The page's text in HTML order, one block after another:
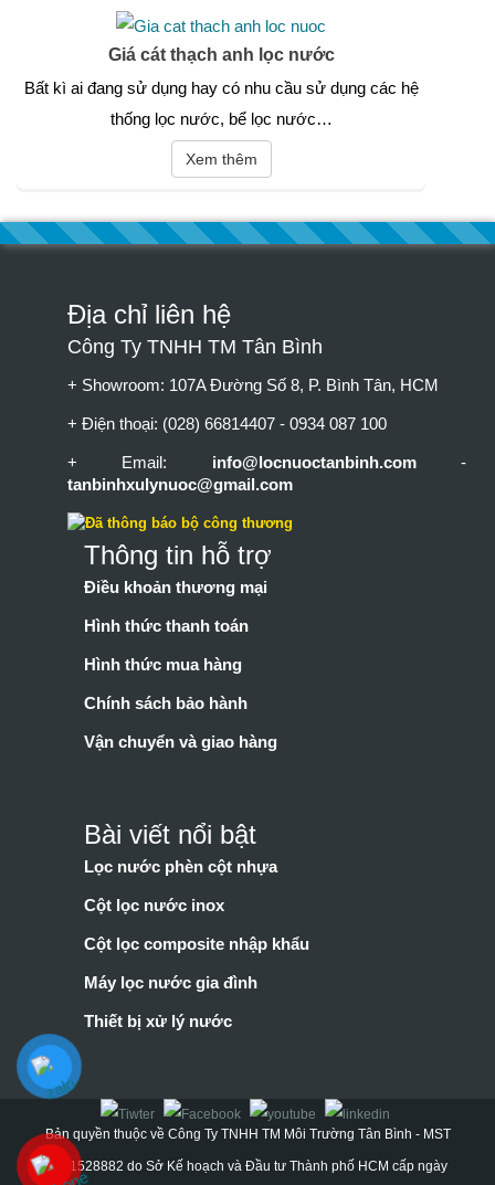
Giá cát thạch anh lọc nước
Bất kì ai đang sử dụng hay có nhu cầu sử dụng các hệ
thống lọc nước, bể lọc nước…
Xem thêm
Địa chỉ liên hệ
Công Ty TNHH TM Tân Bình
+ Showroom: 107A Đường Số 8, P. Bình Tân, HCM
+ Điện thoại: (028) 66814407 - 0934 087 100
+ Email: info@locnuoctanbinh.com -
tanbinhxulynuoc@gmail.com
Thông tin hỗ trợ
Điều khoản thương mại
Hình thức thanh toán
Hình thức mua hàng
Chính sách bảo hành
Vận chuyển và giao hàng
Bài viết nổi bật
Lọc nước phèn cột nhựa
Cột lọc nước inox
Cột lọc composite nhập khẩu
Máy lọc nước gia đình
Thiết bị xử lý nước
Bản quyền thuộc về Công Ty TNHH TM Môi Trường Tân Bình - MST
0311528882 do Sở Kế hoạch và Đầu tư Thành phố HCM cấp ngày